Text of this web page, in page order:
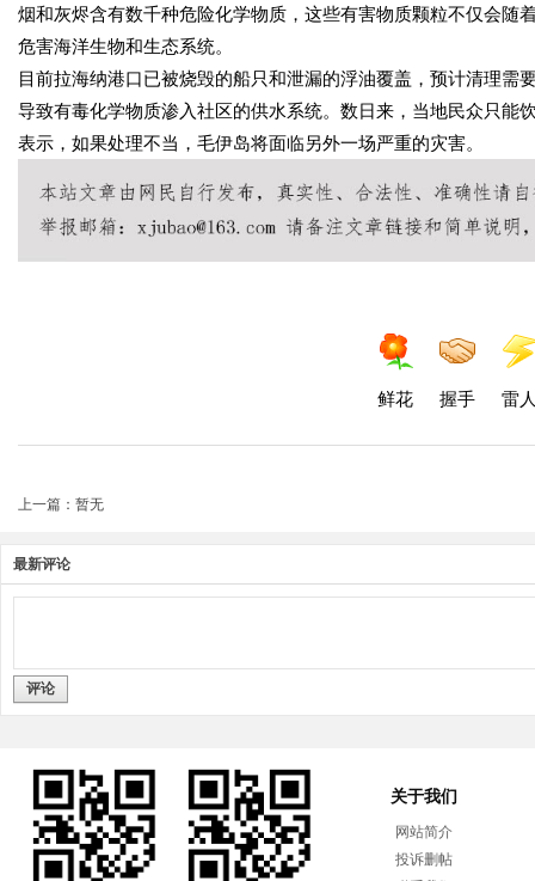
烟和灰烬含有数千种危险化学物质，这些有害物质颗粒不仅会随
危害海洋生物和生态系统。
目前拉海纳港口已被烧毁的船只和泄漏的浮油覆盖，预计清理
导致有毒化学物质渗入社区的供水系统。数日来，当地民众只能
表示，如果处理不当，毛伊岛将面临另外一场严重的灾害。
鲜花 握手 雷
上一篇：暂无
最新评论
评论
关于我们
网站简介
投诉删帖